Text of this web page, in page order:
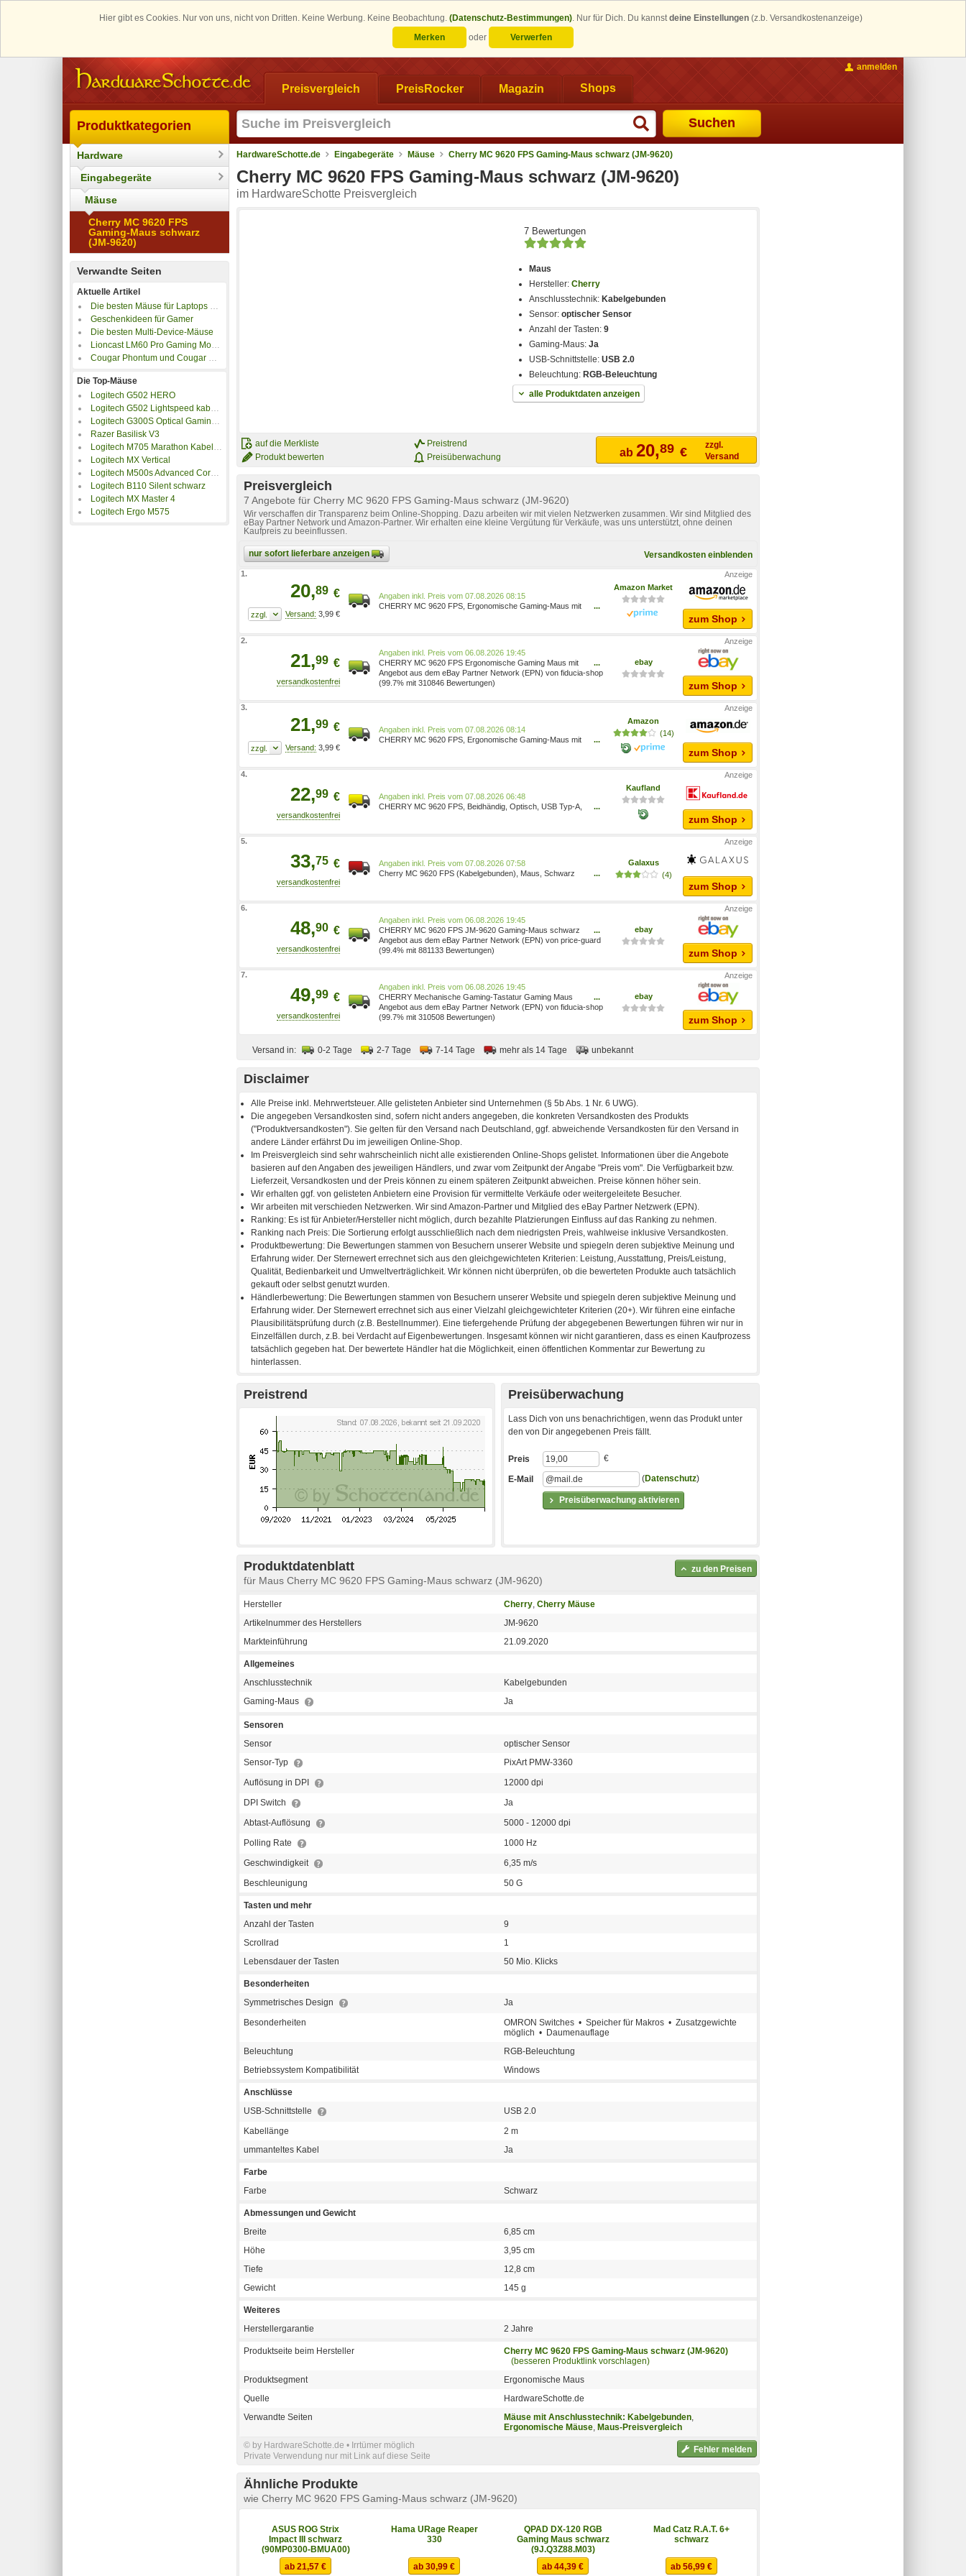
Hier gibt es Cookies. Nur von uns, nicht von Dritten. Keine Werbung. Keine Beobachtung. (Datenschutz-Bestimmungen). Nur für Dich. Du kannstdeine Einstellungen (z.b. Versandkostenanzeige)
Merken
oder Verwerfen
Preisvergleich PreisRocker Magazin Shops
Suchen
anmelden
Produktkategorien
Hardware
Eingabegeräte
Mäuse
Cherry MC 9620 FPS
Gaming-Maus schwarz
(JM-9620)
Verwandte Seiten
Aktuelle Artikel
Die besten Mäuse für Laptops und Notebooks
Geschenkideen für Gamer
Die besten Multi-Device-Mäuse
Lioncast LM60 Pro Gaming Mouse im Kurztest
Cougar Phontum und Cougar Surpassion im Test
Die Top-Mäuse
Logitech G502 HERO
Logitech G502 Lightspeed kabellose Gaming Maus
Logitech G300S Optical Gaming Mouse
Razer Basilisk V3
Logitech M705 Marathon Kabellose Maus
Logitech MX Vertical
Logitech M500s Advanced Corded Mouse
Logitech B110 Silent schwarz
Logitech MX Master 4
Logitech Ergo M575
HardwareSchotte.de Eingabegeräte Mäuse Cherry MC 9620 FPS Gaming-Maus schwarz (JM-9620)
Cherry MC 9620 FPS Gaming-Maus schwarz (JM-9620)
im HardwareSchotte Preisvergleich
7 Bewertungen
Maus
Hersteller:Cherry
Anschlusstechnik: Kabelgebunden
Sensor:optischer Sensor
Anzahl der Tasten:9
Gaming-Maus:Ja
USB-Schnittstelle:USB 2.0
Beleuchtung: RGB-Beleuchtung
alle Produktdaten anzeigen
auf die Merkliste
Produkt bewerten
Preistrend
Preisüberwachung
ab 20,89 €
zzgl.
Versand
Preisvergleich
7 Angebote für Cherry MC 9620 FPS Gaming-Maus schwarz (JM-9620)
Wir verschaffen dir Transparenz beim Online-Shopping. Dazu arbeiten wir mit vielen Netzwerken zusammen. Wir sind Mitglied des
eBay Partner Network und Amazon-Partner. Wir erhalten eine kleine Vergütung für Verkäufe, was uns unterstützt, ohne deinen
Kaufpreis zu beeinflussen.
nur sofort lieferbare anzeigen Versandkosten einblenden
1.
20,89 €
3,99 €
Preis vom 07.08.2026 08:15
CHERRY MC 9620 FPS, Ergonomische Gaming-Maus mit
...
Amazon Market
zum Shop
2.
21,99 €
Preis vom 06.08.2026 19:45
CHERRY MC 9620 FPS Ergonomische Gaming Maus mit
RGB 12000 DPI USB Mouse JM-9620
...
Angebot aus dem eBay Partner Network (EPN) von fiducia-shop
(99.7% mit 310846 Bewertungen)
ebay
zum Shop
3.
21,99 €
3,99 €
Preis vom 07.08.2026 08:14
CHERRY MC 9620 FPS, Ergonomische Gaming-Maus mit
...
Amazon
(14)
zum Shop
4.
22,99 €
Preis vom 07.08.2026 06:48
CHERRY MC 9620 FPS, Beidhändig, Optisch, USB Typ-A,
...
Kaufland
zum Shop
5.
33,75 €
Preis vom 07.08.2026 07:58
Cherry MC 9620 FPS (Kabelgebunden), Maus, Schwarz
...
Galaxus
(4)
zum Shop
6.
48,90 €
Preis vom 06.08.2026 19:45
CHERRY MC 9620 FPS JM-9620 Gaming-Maus schwarz
kabelgebunden PC Computer Maus JM9620
...
Angebot aus dem eBay Partner Network (EPN) von price-guard
(99.4% mit 881133 Bewertungen)
ebay
zum Shop
7.
49,99 €
Preis vom 06.08.2026 19:45
CHERRY Mechanische Gaming-Tastatur Gaming Maus
Gaming-Streaming Microphone 4025112089831
...
Angebot aus dem eBay Partner Network (EPN) von fiducia-shop
(99.7% mit 310508 Bewertungen)
ebay
zum Shop
Versand in: 0-2 Tage 2-7 Tage 7-14 Tage mehr als 14 Tage unbekannt
Disclaimer
Preistrend Preisüberwachung
Lass Dich von uns benachrichtigen, wenn das Produkt unter
den von Dir angegebenen Preis fällt.
Preisüberwachung aktivieren
Preis €
E-Mail (Datenschutz)
Produktdatenblatt
für Maus Cherry MC 9620 FPS Gaming-Maus schwarz (JM-9620)
zu den Preisen
Hersteller Cherry, Cherry Mäuse
Artikelnummer des Herstellers
JM-9620
Markteinführung
21.09.2020
Allgemeines
Anschlusstechnik
Kabelgebunden
Gaming-Maus
Ja
Sensoren
Sensor
optischer Sensor
Sensor-Typ
PixArt PMW-3360
Auflösung in DPI
12000 dpi
DPI Switch
Ja
Abtast-Auflösung
5000 - 12000 dpi
Polling Rate
1000 Hz
Geschwindigkeit
6,35 m/s
Beschleunigung
50 G
Tasten und mehr
Anzahl der Tasten
9
Scrollrad
1
Lebensdauer der Tasten
50 Mio. Klicks
Besonderheiten
Symmetrisches Design
Ja
Besonderheiten
OMRON Switches • Speicher für Makros • Zusatzgewichte
möglich • Daumenauflage
Beleuchtung
RGB-Beleuchtung
Betriebssystem Kompatibilität
Windows
Anschlüsse
USB-Schnittstelle
USB 2.0
Kabellänge
2 m
ummanteltes Kabel
Ja
Farbe
Farbe
Schwarz
Abmessungen und Gewicht
Breite
6,85 cm
Höhe
3,95 cm
Tiefe
12,8 cm
Gewicht
145 g
Weiteres
Herstellergarantie
2 Jahre
Produktseite beim Hersteller
Cherry MC 9620 FPS Gaming-Maus schwarz (JM-9620)
(besseren Produktlink vorschlagen)
Produktsegment
Ergonomische Maus
Quelle
HardwareSchotte.de
Verwandte Seiten
Mäuse mit Anschlusstechnik: Kabelgebunden,
Ergonomische Mäuse, Maus-Preisvergleich
Fehler melden
© by HardwareSchotte.de • Irrtümer möglich
Private Verwendung nur mit Link auf diese Seite
Ähnliche Produkte
wie Cherry MC 9620 FPS Gaming-Maus schwarz (JM-9620)
ASUS ROG Strix
Impact III schwarz
(90MP0300-BMUA00)
Hama URage Reaper
330
QPAD DX-120 RGB
Gaming Maus schwarz
(9J.Q3Z88.M03)
Mad Catz R.A.T. 6+
schwarz
ab 21,57 € ab 30,99 € ab 44,39 € ab 56,99 €